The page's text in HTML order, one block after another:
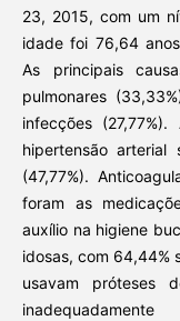
23, 2015, com um
idade foi 76,64
As principais
pulmonares
infecções
hipertensão arterial
(47,77%).
foram as
auxílio na higiene
idosas, com 64,44%
usavam próteses